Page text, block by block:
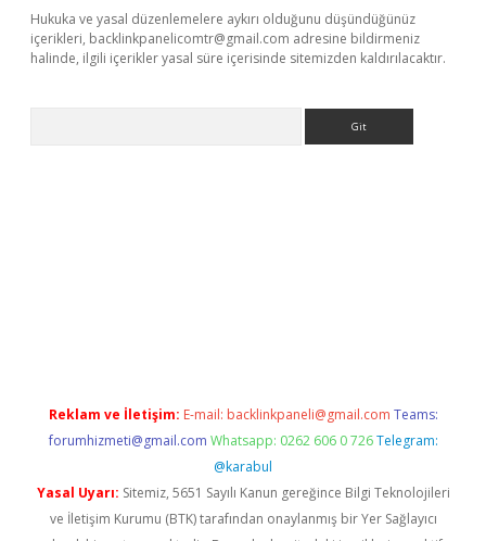
Hukuka ve yasal düzenlemelere aykırı olduğunu düşündüğünüz
içerikleri, backlinkpanelicomtr@gmail.com adresine bildirmeniz
halinde, ilgili içerikler yasal süre içerisinde sitemizden kaldırılacaktır.
Reklam ve İletişim: E-mail: backlinkpaneli@gmail.com Teams:
forumhizmeti@gmail.com Whatsapp: 0262 606 0 726 Telegram:
@karabul
Yasal Uyarı: Sitemiz, 5651 Sayılı Kanun gereğince Bilgi Teknolojileri
ve İletişim Kurumu (BTK) tarafından onaylanmış bir Yer Sağlayıcı